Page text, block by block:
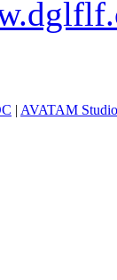
| AVATAM Studio